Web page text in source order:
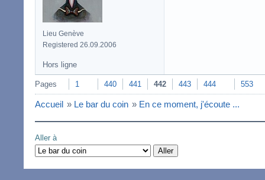
Lieu Genève
Registered 26.09.2006
Hors ligne
Pages 1 440 441 442 443 444 553
Accueil » Le bar du coin » En ce moment, j'écoute ...
Aller à